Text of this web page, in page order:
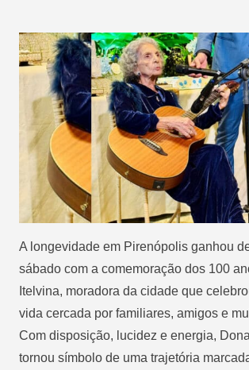
A longevidade em Pirenópolis ganhou
sábado com a comemoração dos 100
Itelvina, moradora da cidade que
vida cercada por familiares, amigos e
Com disposição, lucidez e energia,
tornou símbolo de uma trajetória